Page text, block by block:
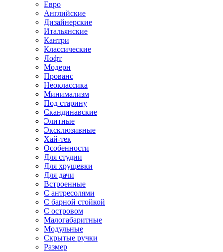
Евро
Английские
Дизайнерские
Итальянские
Кантри
Классические
Лофт
Модерн
Прованс
Неоклассика
Минимализм
Под старину
Скандинавские
Элитные
Эксклюзивные
Хай-тек
Особенности
Для студии
Для хрущевки
Для дачи
Встроенные
С антресолями
С барной стойкой
С островом
Малогабаритные
Модульные
Скрытые ручки
Размер